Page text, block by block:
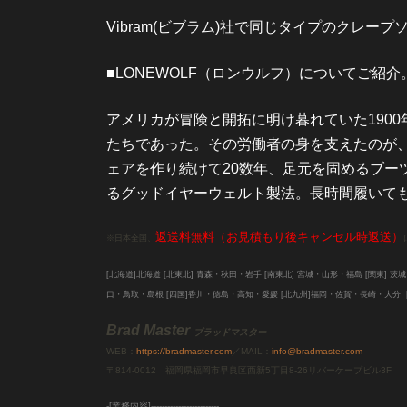
Vibram(ビブラム)社で同じタイプのクレープ
■LONEWOLF（ロンウルフ）についてご紹介
アメリカが冒険と開拓に明け暮れていた
たちであった。その労働者の身を支えたのが
ェアを作り続けて20数年、足元を固めるブ
るグッドイヤーウェルト製法。長時間履い
※日本全国、 返送料無料（お見積もり後キャンセル時返送）
[北海道]北海道 [北東北] 青森・秋田・岩手 [南東北] 宮城・山形・福島 [関東] 茨
口・鳥取・島根 [四国] 香川・徳島・高知・愛媛 [北九州] 福岡・佐賀・長崎・大分
Brad Master
ブラッドマスター
WEB： https://bradmaster.com ／MAIL： info@bradmaster.com
〒814-0012 福岡県福岡市早良区西新5丁目8-26リバーケープビル3F